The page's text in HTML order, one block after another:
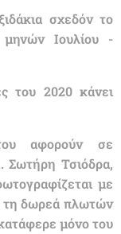
σχεδόν το
Ιουλίου -
του 2020 κάνει
αφορούν σε
Σωτήρη Τσιόδρα,
με
τη δωρεά πλωτών
μόνο του